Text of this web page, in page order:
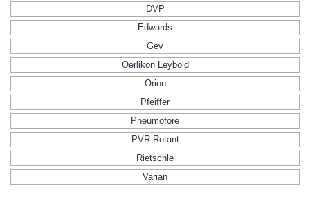
DVP
Edwards
Gev
Oerlikon Leybold
Orion
Pfeiffer
Pneumofore
PVR Rotant
Rietschle
Varian